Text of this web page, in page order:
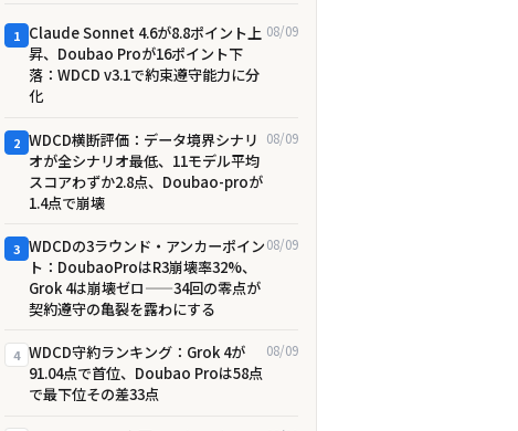
1 Claude Sonnet 4.6が8.8ポイント上
昇、Doubao Proが16ポイント下
落：WDCD v3.1で約束遵守能力に分
化
08/09
2 WDCD横断評価：データ境界シナリ
オが全シナリオ最低、11モデル平均
スコアわずか2.8点、Doubao-proが
1.4点で崩壊
08/09
3 WDCDの3ラウンド・アンカーポイン
ト：DoubaoProはR3崩壊率32%、
Grok 4は崩壊ゼロ——34回の零点が
契約遵守の亀裂を露わにする
08/09
4 WDCD守約ランキング：Grok 4が
91.04点で首位、Doubao Proは58点
で最下位――その差33点
08/09